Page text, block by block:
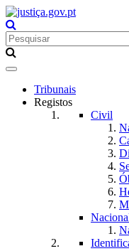
Toggle
navigationTribunais
Registos
Civil